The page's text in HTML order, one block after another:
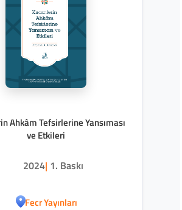
Ahkâm Tefsirlerine Yansıması
ve Etkileri
2024| 1. Baskı
Fecr Yayınları